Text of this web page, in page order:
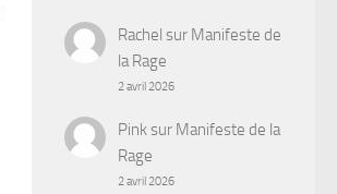
Rachel sur Manifeste de
la Rage
2 avril 2026
Pinksur Manifeste de la
Rage
2 avril 2026